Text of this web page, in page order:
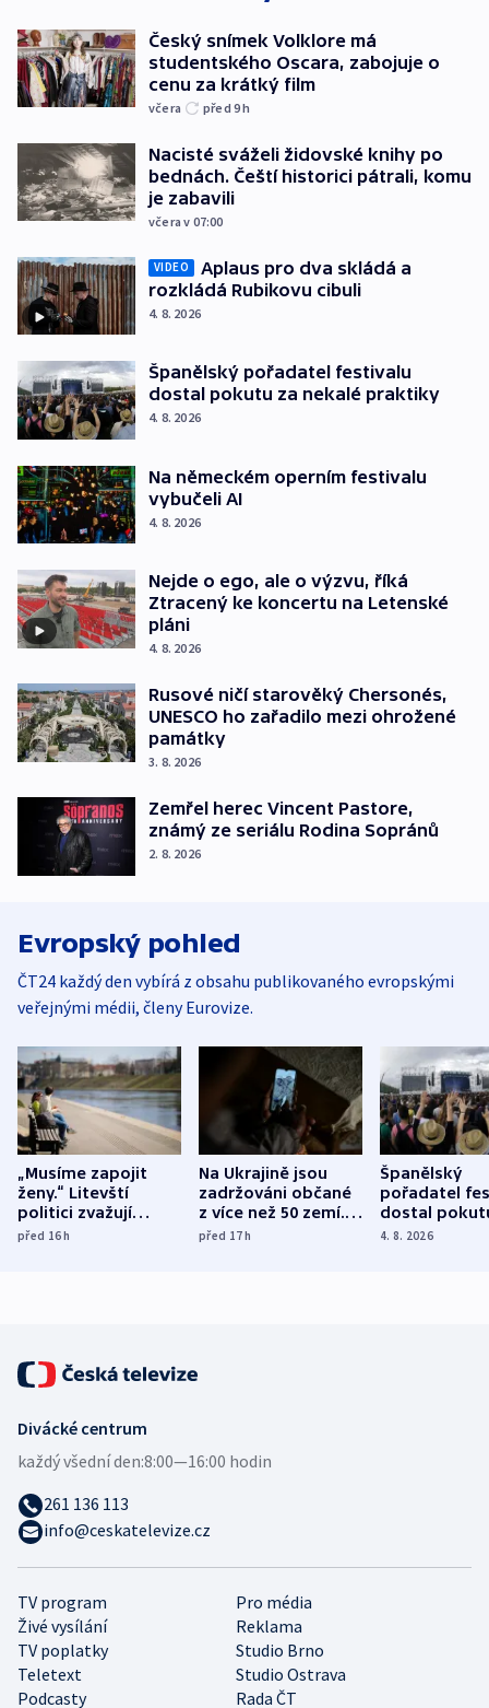
Český snímek Volklore má
studentského Oscara, zabojuje o
cenu za krátký film
včera před 9h
Nacisté sváželi židovské knihy po
bednách. Čeští historici pátrali, komu
je zabavili
včera v 07:00
VIDEO
Aplaus pro dva skládá a
rozkládá Rubikovu cibuli
4. 8. 2026
Španělský pořadatel festivalu
dostal pokutu za nekalé praktiky
4. 8. 2026
Na německém operním festivalu
vybučeli AI
4. 8. 2026
Nejde o ego, ale o výzvu, říká
Ztracený ke koncertu na Letenské
pláni
4. 8. 2026
Rusové ničí starověký Chersonés,
UNESCO ho zařadilo mezi ohrožené
památky
3. 8. 2026
Zemřel herec Vincent Pastore,
známý ze seriálu Rodina Sopránů
2. 8. 2026
Evropský pohled
ČT24 každý den vybírá z obsahu publikovaného evropskými
veřejnými médii, členy Eurovize.
„Musíme zapojit
ženy.“ Litevští
politici zvažují
dohodu o
před 16h
Na Ukrajině jsou
zadržováni občané
z více než 50 zemí.
Bojovali na straně
před 17h
Španělský
pořadatel
dostal
nekalé
4. 8. 2026
TV program
Pro média
Živé vysílání
Reklama
TV poplatky
Studio Brno
Teletext
Studio Ostrava
Podcasty
Rada ČT
Divácké centrum
každý všední den:8:00—16:00 hodin
261 136 113
info@ceskatelevize.cz